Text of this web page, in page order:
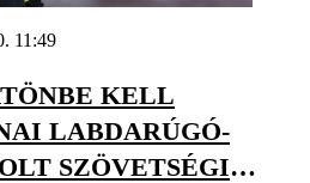
11:49
KELL
LABDARÚGÓ-
SZÖVETSÉGI